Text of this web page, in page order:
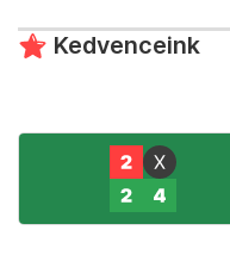
Kedvenceink